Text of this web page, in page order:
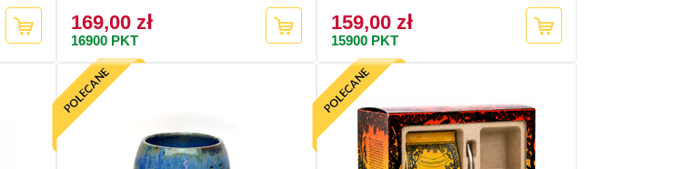
169,00 zł
16900 PKT
159,00 zł
15900 PKT